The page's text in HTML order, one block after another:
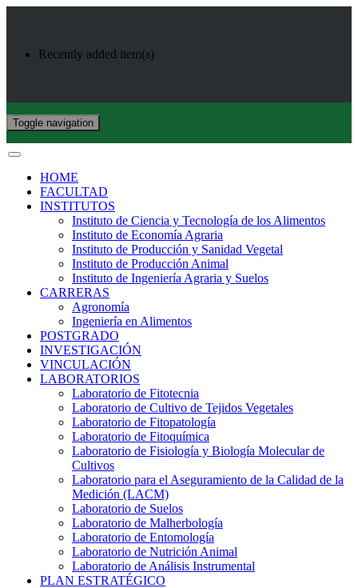
Recently added item(s)
Toggle navigation
HOME
FACULTAD
INSTITUTOS
Instituto de Ciencia y Tecnología de los Alimentos
Instituto de Economía Agraria
Instituto de Producción y Sanidad Vegetal
Instituto de Producción Animal
Instituto de Ingeniería Agraria y Suelos
CARRERAS
Agronomía
Ingeniería en Alimentos
POSTGRADO
INVESTIGACIÓN
VINCULACIÓN
LABORATORIOS
Laboratorio de Fitotecnia
Laboratorio de Cultivo de Tejidos Vegetales
Laboratorio de Fitopatología
Laboratorio de Fitoquímica
Laboratorio de Fisiología y Biología Molecular de
Cultivos
Laboratorio para el Aseguramiento de la Calidad de la
Medición (LACM)
Laboratorio de Suelos
Laboratorio de Malherbología
Laboratorio de Entomología
Laboratorio de Nutrición Animal
Laboratorio de Análisis Instrumental
PLAN ESTRATÉGICO